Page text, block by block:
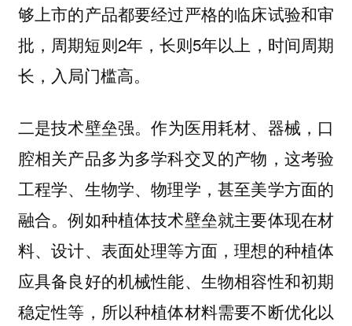
够上市的产品都要经过严格的临床试验和审
批，周期短则2年，长则5年以上，时间周期
长，入局门槛高。
二是技术壁垒强。作为医用耗材、器械，口
腔相关产品多为多学科交叉的产物，这考验
工程学、生物学、物理学，甚至美学方面的
融合。例如种植体技术壁垒就主要体现在材
料、设计、表面处理等方面，理想的种植体
应具备良好的机械性能、生物相容性和初期
稳定性等，所以种植体材料需要不断优化以